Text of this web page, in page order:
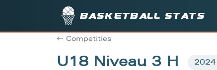
Basketball stats
Competities
U18 Niveau 3 H